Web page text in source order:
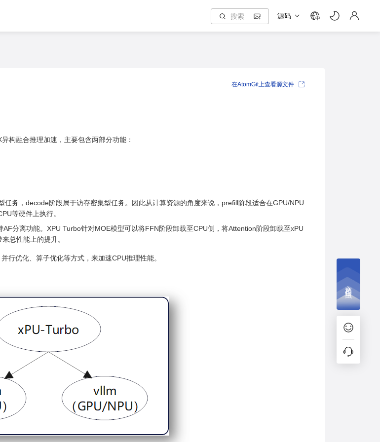
源码 中
构融合推理加速，主要包含两部分功能：
任务，decode阶段属于访存密集型任务。因此从计算资源的角度来说，prefill阶段适合在GPU/NPU
等硬件上执行。
分离功能。XPU Turbo针对MOE模型可以将FFN阶段卸载至CPU侧，将Attention阶段卸载至xPU
总性能上的提升。
行优化、算子优化等方式，来加速CPU推理性能。
在AtomGit上查看源文件